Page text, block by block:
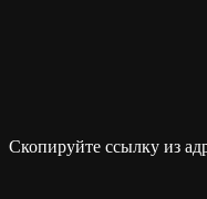
Скопируйте ссылку из